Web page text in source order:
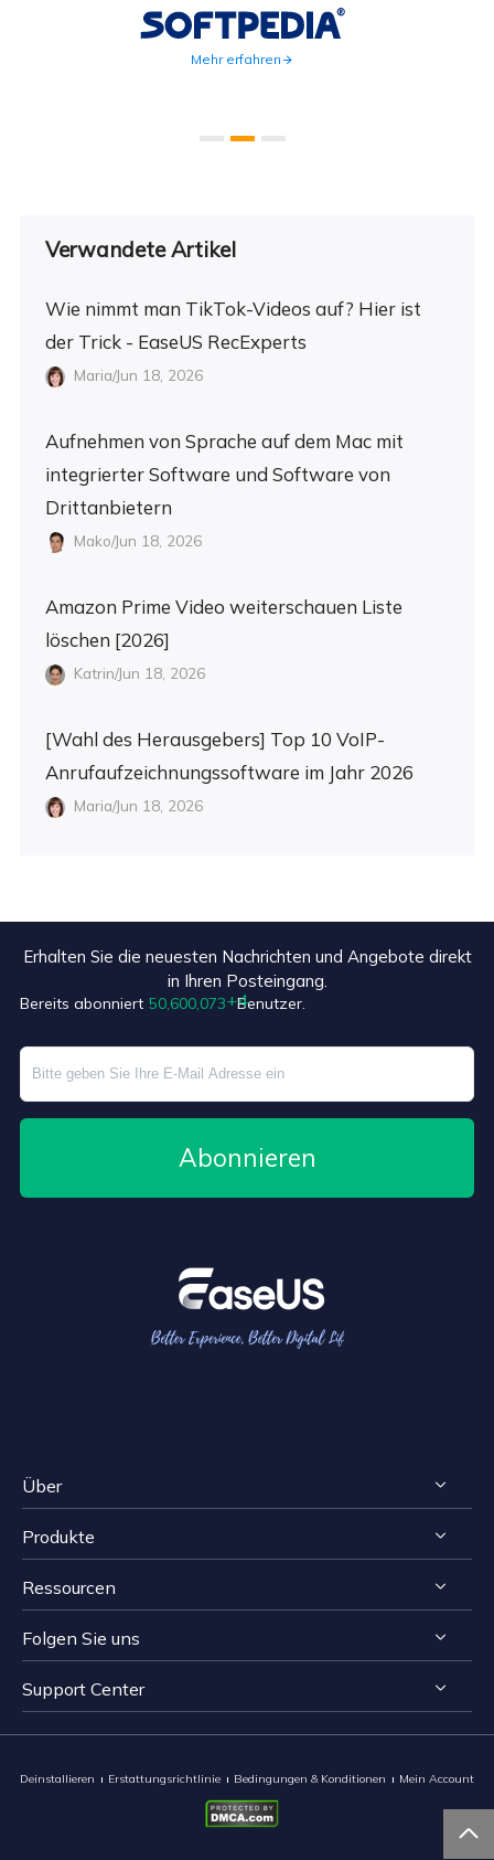
Mehr erfahren
Verwandete Artikel
Wie nimmt man TikTok-Videos auf? Hier ist
der Trick - EaseUS RecExperts
Maria/Jun 18, 2026
Aufnehmen von Sprache auf dem Mac mit
integrierter Software und Software von
Drittanbietern
Mako/Jun 18, 2026
Amazon Prime Video weiterschauen Liste
löschen [2026]
Katrin/Jun 18, 2026
[Wahl des Herausgebers] Top 10 VoIP-
Anrufaufzeichnungssoftware im Jahr 2026
Maria/Jun 18, 2026
Erhalten Sie die neuesten Nachrichten und Angebote direkt
in Ihren Posteingang.
Bereits abonniert 50,600,077 Benutzer.
Abonnieren
Über
Impressum
Reviews & Awards
Lizenzvereinbarung
Produkte
RecExperts für Windows
RecExperts für Mac
Online Screen Recorder
Ressourcen
Bildschirmaufnahme-Tipps
Mac App Store
Folgen Sie uns
  
Support Center
Deinstallieren Erstattungsrichtlinie Bedingungen & Konditionen Mein Account
